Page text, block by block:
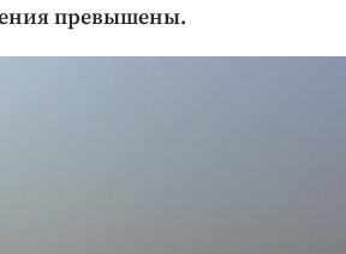
и ЖКХ
превышены.